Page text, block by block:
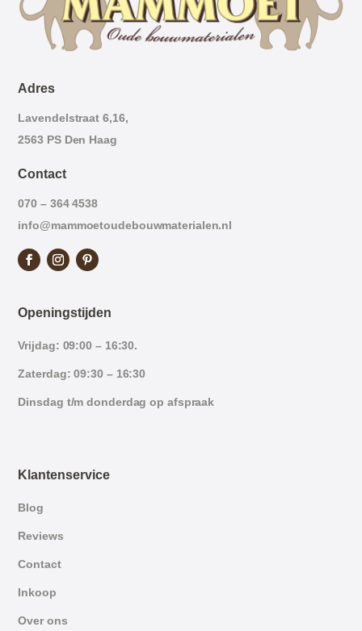
Adres
Lavendelstraat 6,16,
2563 PS Den Haag
Contact
070 – 364 4538
info@mammoetoudebouwmaterialen.nl
Openingstijden
Vrijdag: 09:00 – 16:30.
Zaterdag: 09:30 – 16:30
Dinsdag t/m donderdag op afspraak
Klantenservice
Blog
Reviews
Contact
Inkoop
Over ons